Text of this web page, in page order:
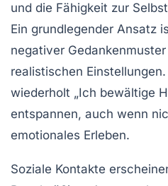
und die Fähigkeit zur
Ein grundlegender Ansatz
negativer
realistischen
wiederholt „Ich bewältige
entspannen, auch wenn
emotionales Erleben.
Soziale Kontakte